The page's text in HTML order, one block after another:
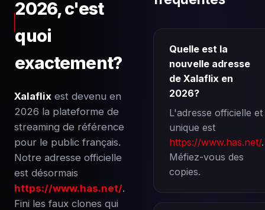
2026, c'est
quoi
exactement?
Xalaflix est devenu en
2026 la plateforme de
streaming de référence
pour le public français.
Notre adresse officielle
est désormais
https://www.has.net/.
Fini les faux clones qui
Quelle est la
nouvelle adresse
de Xalaflix en
2026?
L'adresse officielle et
unique est
https://www.has.net/.
Méfiez-vous des
copies.